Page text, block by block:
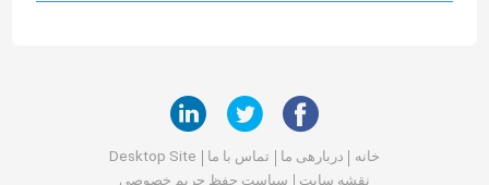
خانه دربارهی ما تماس با ما
Desktop Site
نقشه سایت
سیاست حفظ حریم خصوصی